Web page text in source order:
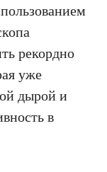
рекордно
уже
дырой и
в